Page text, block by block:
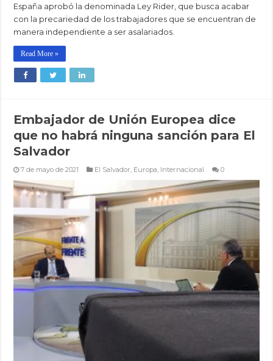
España aprobó la denominada Ley Rider, que busca acabar
con la precariedad de los trabajadores que se encuentran de
manera independiente a ser asalariados.
Read More »
Embajador de Unión Europea dice
que no habrá ninguna sanción para El
Salvador
7 de mayo de 2021 El Salvador Europa Internacional 0